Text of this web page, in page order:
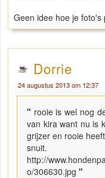
Geen idee hoe je foto's
Dorrie
24 augustus 2013 om 12:37
" rooie is wel nog
van kira want nu is
grijzer en rooie
snuit.
http://
o/306630.jpg "